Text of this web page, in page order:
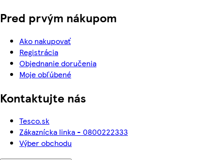
Pred prvým nákupom
Ako nakupovať
Registrácia
Objednanie doručenia
Moje obľúbené
Kontaktujte nás
Tesco.sk
Zákaznícka linka - 0800222333
Výber obchodu